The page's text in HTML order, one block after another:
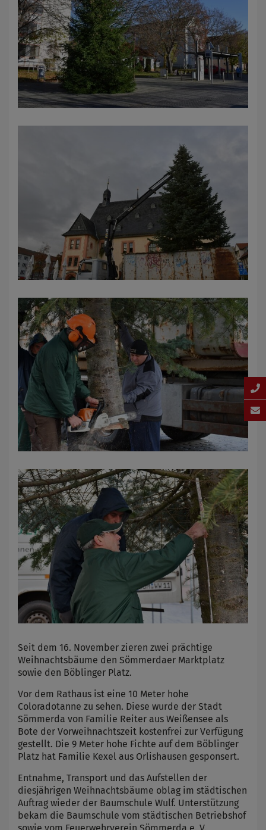
Seit dem 16. November zieren zwei prächtige
Weihnachtsbäume den Sömmerdaer Marktplatz
sowie den Böblinger Platz.
Vor dem Rathaus ist eine 10 Meter hohe
Coloradotanne zu sehen. Diese wurde der Stadt
Sömmerda von Familie Reiter aus Weißensee als
Bote der Vorweihnachtszeit kostenfrei zur Verfügung
gestellt. Die 9 Meter hohe Fichte auf dem Böblinger
Platz hat Familie Kexel aus Orlishausen gesponsert.
Entnahme, Transport und das Aufstellen der
diesjährigen Weihnachtsbäume oblag im städtischen
Auftrag wieder der Baumschule Wulf. Unterstützung
bekam die Baumschule vom städtischen Betriebshof